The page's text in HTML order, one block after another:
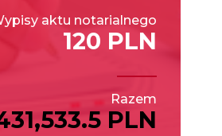
aktu notarialnego
120 PLN
Razem
PLN